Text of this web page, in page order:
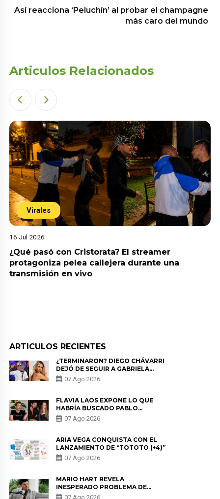
Así reacciona ‘Peluchín’ al probar el champagne
más caro del mundo
Articulos Relacionados
Virales
16 Jul 2026
¿Qué pasó con Cristorata? El streamer
protagoniza pelea callejera durante una
transmisión en vivo
ARTICULOS RECIENTES
¿TERMINARON? DIEGO CHÁVARRI
DEJÓ DE SEGUIR A GABRIELA
HERRERA Y ANUNCIA SU SALIDA
DE PÓDCAST
07 Ago 2026
FLAVIA LAOS EXPONE LO QUE
HABRÍA BUSCADO PABLO
HEREDIA CON ALE FULLER: “UNA
DE LAS PARTES QUERÍA EL
07 Ago 2026
ARIA VEGA CONQUISTA CON EL
LANZAMIENTO DE “TOTOTO (+4)”
07 Ago 2026
MARIO HART REVELA
INESPERADO PROBLEMA DE
SALUD ANTES DE SEPARARSE DE
07 Ago 2026